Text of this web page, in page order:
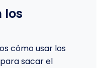
los
cómo usar los
sacar el